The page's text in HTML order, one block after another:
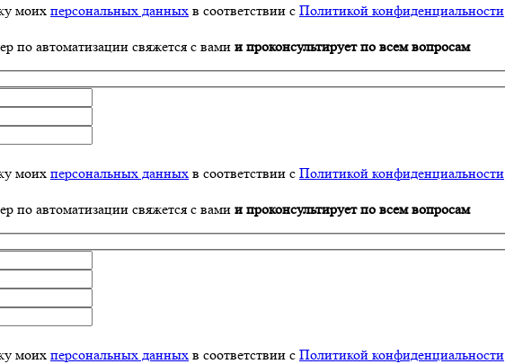
моих персональных данных в соответствии с Политикой конфиденциальности
по автоматизации свяжется с вами и проконсультирует по всем вопросам
моих персональных данных в соответствии с Политикой конфиденциальности
по автоматизации свяжется с вами и проконсультирует по всем вопросам
моих персональных данных в соответствии с Политикой конфиденциальности